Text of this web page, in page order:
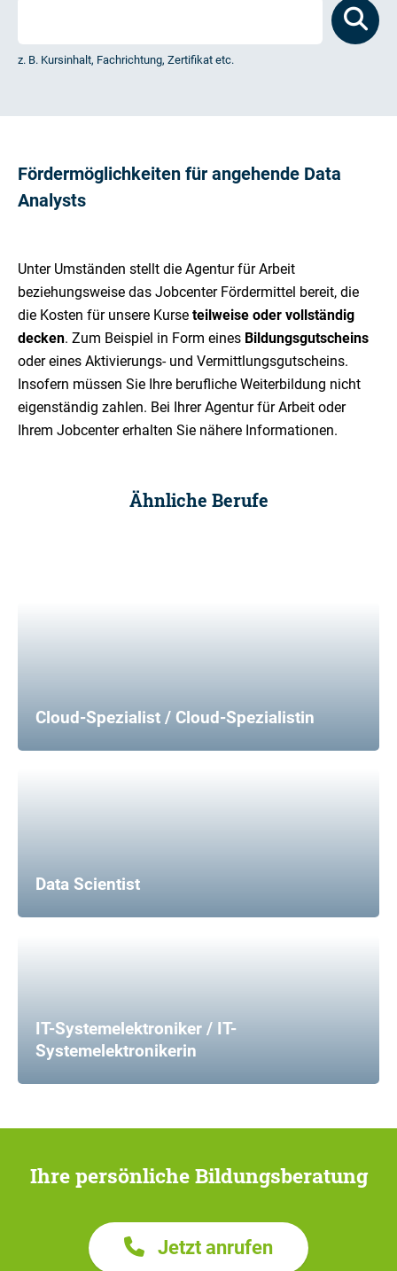
z. B. Kursinhalt, Fachrichtung, Zertifikat etc.
Fördermöglichkeiten für angehende Data
Analysts
Unter Umständen stellt die Agentur für Arbeit
beziehungsweise das Jobcenter Fördermittel bereit, die
die Kosten für unsere Kurse teilweise oder vollständig
decken. Zum Beispiel in Form eines Bildungsgutscheins
oder eines Aktivierungs- und Vermittlungsgutscheins.
Insofern müssen Sie Ihre berufliche Weiterbildung nicht
eigenständig zahlen. Bei Ihrer Agentur für Arbeit oder
Ihrem Jobcenter erhalten Sie nähere Informationen.
Ähnliche Berufe
Cloud-Spezialist / Cloud-Spezialistin
Data Scientist
IT-Systemelektroniker / IT-
Systemelektronikerin
Ihre persönliche Bildungsberatung
Jetzt anrufen